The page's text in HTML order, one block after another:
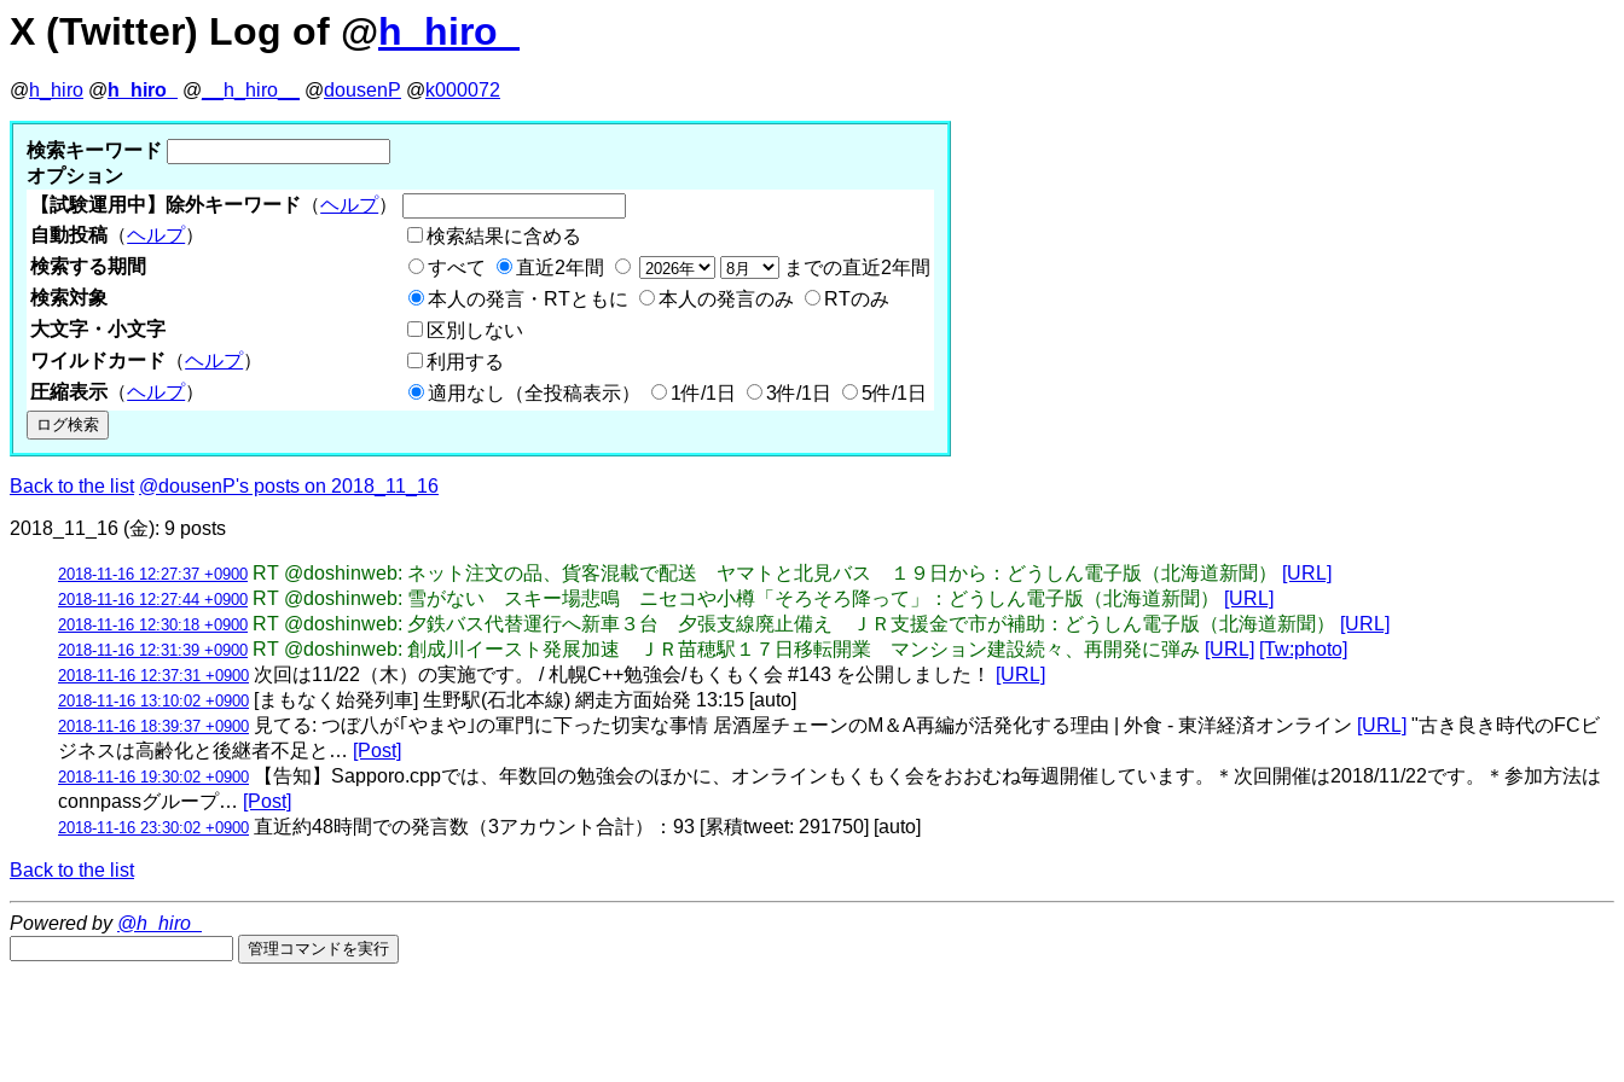
X (Twitter) Log of @h_hiro_
@h_hiro @ h_hiro_ @ __h_hiro__ @dousenP @k000072
検索キーワード
オプション
【試験運用中】除外キーワード （ヘルプ）
自動投稿 （ヘルプ）
検索結果に含める
検索する期間
すべて 直近2年間
までの直近2年間
検索対象
本人の発言・RTともに 本人の発言のみ
RTのみ
大文字・小文字
区別しない
ワイルドカード （ヘルプ）
利用する
圧縮表示 （ヘルプ） 適用なし（全投稿表示） 1件/1日 3件/1日 5件/1日
Back to the list @dousenP's posts on 2018_11_16
2018_11_16 (金): 9 posts
2018-11-16 12:27:37 +0900 RT @doshinweb: ネット注文の品、貨客混載で配送 ヤマトと北見バス １９日から：どうしん電子版（北海道新聞） [URL]
2018-11-16 12:27:44 +0900 RT @doshinweb: 雪がない スキー場悲鳴 ニセコや小樽「そろそろ降って」：どうしん電子版（北海道新聞） [URL]
2018-11-16 12:30:18 +0900 RT @doshinweb: 夕鉄バス代替運行へ新車３台 夕張支線廃止備え ＪＲ支援金で市が補助：どうしん電子版（北海道新聞） [URL]
2018-11-16 12:31:39 +0900 RT @doshinweb: 創成川イースト発展加速 ＪＲ苗穂駅１７日移転開業 マンション建設続々、再開発に弾み [URL] [Tw:photo]
2018-11-16 12:37:31 +0900 次回は11/22（木）の実施です。 / 札幌C++勉強会/もくもく会 #143 を公開しました！ [URL]
2018-11-16 13:10:02 +0900 [まもなく始発列車] 生野駅(石北本線) 網走方面始発 13:15 [auto]
2018-11-16 18:39:37 +0900 見てる: つぼ八が｢やまや｣の軍門に下った切実な事情 居酒屋チェーンのM＆A再編が活発化する理由 | 外食 - 東洋経済オンライン [URL] "古き良き時代のFCビ
ジネスは高齢化と後継者不足と… [Post]
2018-11-16 19:30:02 +0900 【告知】Sapporo.cppでは、年数回の勉強会のほかに、オンラインもくもく会をおおむね毎週開催しています。＊次回開催は2018/11/22です。＊参加方法は
connpassグループ… [Post]
2018-11-16 23:30:02 +0900 直近約48時間での発言数（3アカウント合計）：93 [累積tweet: 291750] [auto]
Back to the list
Powered by @h_hiro_